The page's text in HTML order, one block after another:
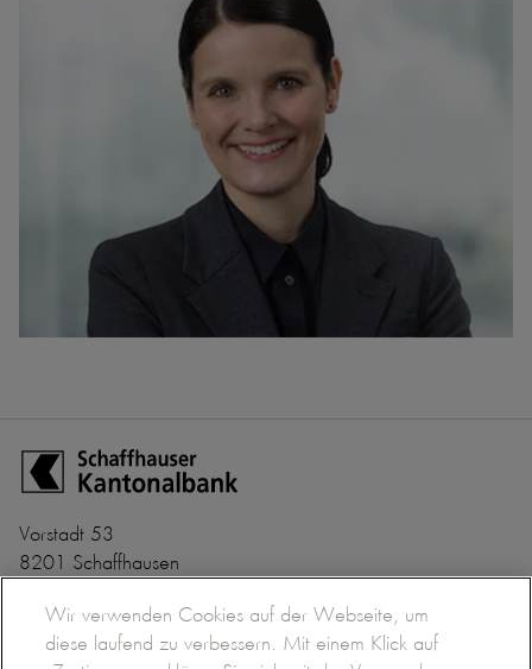
Vorstadt 53
8201 Schaffhausen
info@shkb.ch
BIC/SWIFT SHKBCH2S
Wir verwenden Cookies auf der Webseite, um
diese laufend zu verbessern. Mit einem Klick auf